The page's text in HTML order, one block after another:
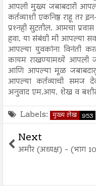
आपली मुख्य जबाबदारी
कर्तव्याशी एकनिष्ठ राहू तर
प्रश्‍नही सुटतील. आमचा
हवा. या संबंधी मी आपल्या
आपल्या युवकांना विनंती
कायम राखण्यामध्ये आपली
आणि आपल्या मूळ
आपल्या कर्तव्याची समज
अनुवाद एम.आय. शेख व
Labels: मुख्य लेख 953
Next
अमीर (अध्यक्ष) - (भाग